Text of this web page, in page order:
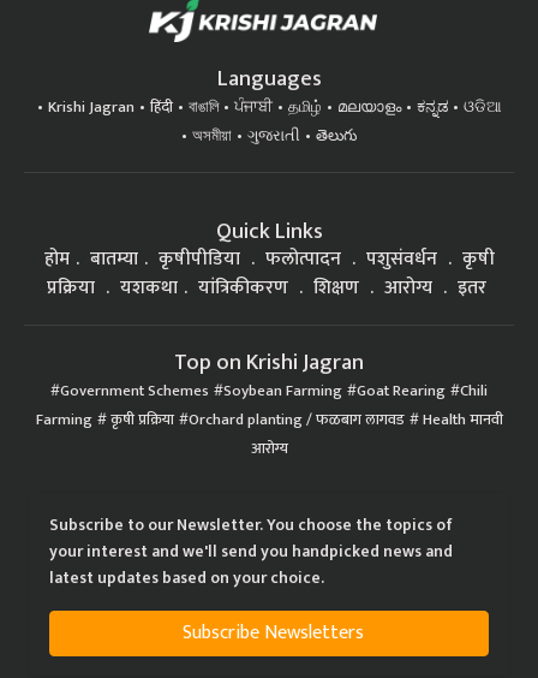
Languages
Krishi Jagran हिंदी বাঙালি ਪੰਜਾਬੀ தமிழ் മലയാളം ಕನ್ನಡ
ଓଡିଆ
অসমীয়া
ગુજરાતી తెలుగు
Quick Links
होम बातम्या कृषीपीडिया फलोत्पादन पशुसंवर्धन
कृषी
प्रक्रिया
यशकथा यांत्रिकीकरण शिक्षण आरोग्य इतर
Top on Krishi Jagran
Government Schemes Soybean Farming Goat Rearing Chili
Farming कृषी प्रक्रिया Orchard planting / फळबाग लागवड Health मानवी
आरोग्य
Subscribe to our Newsletter. You choose the topics of
your interest and we'll send you handpicked news and
latest updates based on your choice.
Subscribe Newsletters